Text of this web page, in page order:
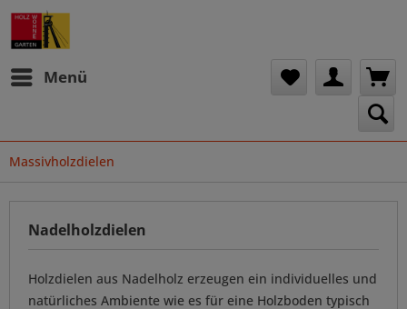
Menü
Massivholzdielen
Nadelholzdielen
Holzdielen aus Nadelholz erzeugen ein individuelles und
natürliches Ambiente wie es für eine Holzboden typisch